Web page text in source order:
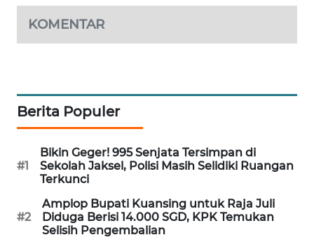
KOMENTAR
Berita Populer
#1
Bikin Geger! 995 Senjata Tersimpan di
Sekolah Jaksel, Polisi Masih Selidiki Ruangan
Terkunci
#2
Amplop Bupati Kuansing untuk Raja Juli
Diduga Berisi 14.000 SGD, KPK Temukan
Selisih Pengembalian
LISTRIK
WAHANA
WAHANA
TV
WAHANANEWS
ID
WAHANANEWS
CO ID